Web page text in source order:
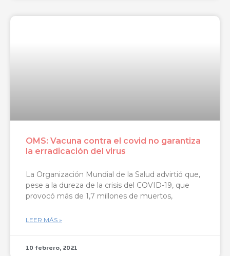
OMS: Vacuna contra el covid no garantiza
la erradicación del virus
La Organización Mundial de la Salud advirtió que,
pese a la dureza de la crisis del COVID-19, que
provocó más de 1,7 millones de muertos,
LEER MÁS »
10 febrero, 2021